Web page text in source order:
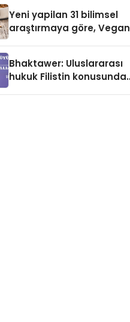
Yeni yapilan 31 bilimsel
araştırmaya göre, Vegan
Sindirildiğini Ortaya Koydu
Bhaktawer: Uluslararası
hukuk Filistin konusunda